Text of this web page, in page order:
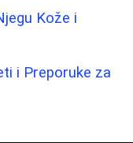
Kože i
i Preporuke za